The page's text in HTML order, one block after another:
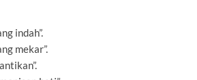
indah”.
mekar”.